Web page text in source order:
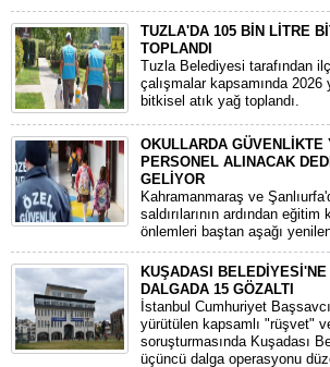
TUZLA'DA 105 BİN LİTRE
TOPLANDI
Tuzla Belediyesi tarafından
çalışmalar kapsamında 2026
bitkisel atık yağ toplandı.
OKULLARDA GÜVENLİKTE
PERSONEL ALINACAK
GELİYOR
​Kahramanmaraş ve
saldırılarının ardından
önlemleri baştan aşağı
KUŞADASI
DALGADA 15 GÖZALTI
​İstanbul Cumhuriyet
yürütülen kapsamlı "rüşvet"
soruşturmasında Kuşadası
üçüncü dalga operasyonu